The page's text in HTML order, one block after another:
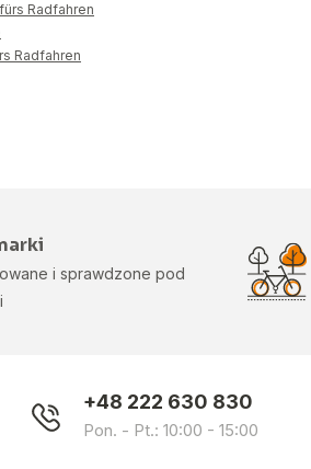
Radfahren
Radfahren
i sprawdzone pod
+48 222 630 830
Pon. - Pt.: 10:00 - 15:00